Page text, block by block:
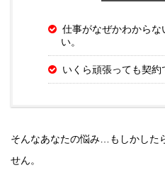
仕事がなぜかわから
い。
いくら頑張っても契約
そんなあなたの悩み…もしかした
せん。